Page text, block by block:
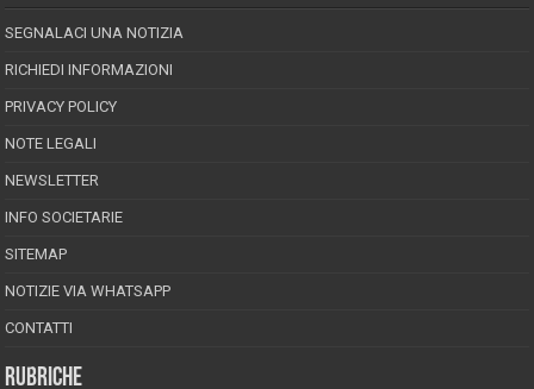
SEGNALACI UNA NOTIZIA
RICHIEDI INFORMAZIONI
PRIVACY POLICY
NOTE LEGALI
NEWSLETTER
INFO SOCIETARIE
SITEMAP
NOTIZIE VIA WHATSAPP
CONTATTI
RUBRICHE